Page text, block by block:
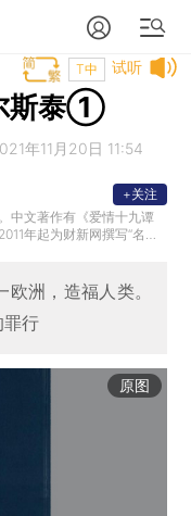
试听
T中
斯泰①
年11月20日 11:54
中文著作有《爱情十九谭
年起为财新网撰写“名著
+关注
洲，造福人类。
罪行
原图